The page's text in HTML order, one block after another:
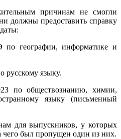
причинам не смогли
должны предоставить справку
по географии, информатике и
русскому языку.
по обществознанию, химии,
языку (письменный
для выпускников, у которых
чего был пропущен один из них.